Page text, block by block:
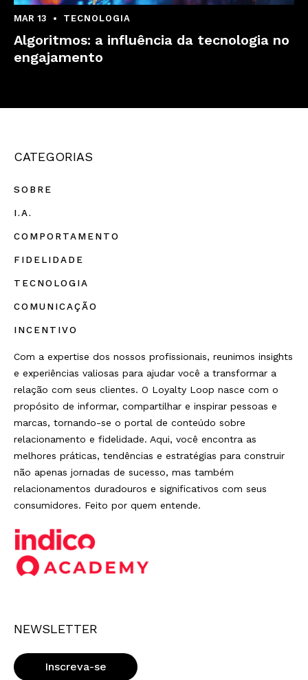
MAR 13 TECNOLOGIA
Algoritmos: a influência da tecnologia no
engajamento
CATEGORIAS
SOBRE
I.A.
COMPORTAMENTO
FIDELIDADE
TECNOLOGIA
COMUNICAÇÃO
INCENTIVO
Com a expertise dos nossos profissionais, reunimos insights
e experiências valiosas para ajudar você a transformar a
relação com seus clientes. O Loyalty Loop nasce com o
propósito de informar, compartilhar e inspirar pessoas e
marcas, tornando-se o portal de conteúdo sobre
relacionamento e fidelidade. Aqui, você encontra as
melhores práticas, tendências e estratégias para construir
não apenas jornadas de sucesso, mas também
relacionamentos duradouros e significativos com seus
consumidores. Feito por quem entende.
NEWSLETTER
Inscreva-se